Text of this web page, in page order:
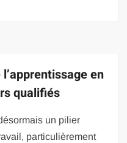
en
qualifiés
un pilier
particulièrement